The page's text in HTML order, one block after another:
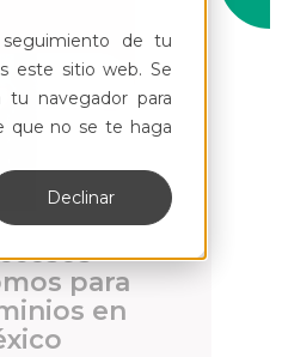
de tu
este sitio web. Se
tu navegador para
que no se te haga
Declinar
Guía
para
en